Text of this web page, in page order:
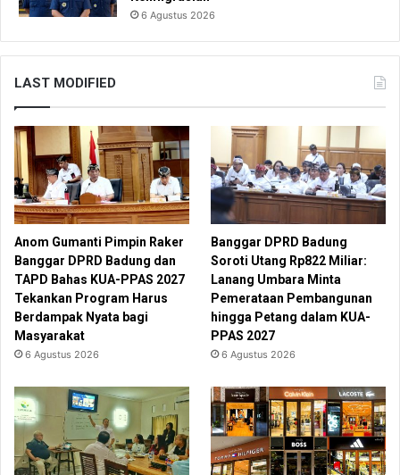
6 Agustus 2026
LAST MODIFIED
Anom Gumanti Pimpin Raker
Banggar DPRD Badung dan
TAPD Bahas KUA-PPAS 2027
Tekankan Program Harus
Berdampak Nyata bagi
Masyarakat
6 Agustus 2026
Banggar DPRD Badung
Soroti Utang Rp822 Miliar:
Lanang Umbara Minta
Pemerataan Pembangunan
hingga Petang dalam KUA-
PPAS 2027
6 Agustus 2026